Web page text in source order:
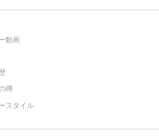
レー動画
歴
表歴
籍の噂
ースタイル